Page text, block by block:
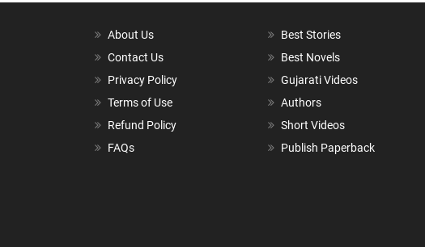
About Us
Contact Us
Privacy Policy
Terms of Use
Refund Policy
FAQs
Best Stories
Best Novels
Gujarati Videos
Authors
Short Videos
Publish Paperback